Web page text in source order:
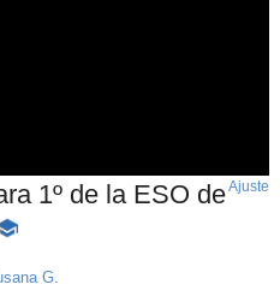
1º de la ESO deAjuste
G.